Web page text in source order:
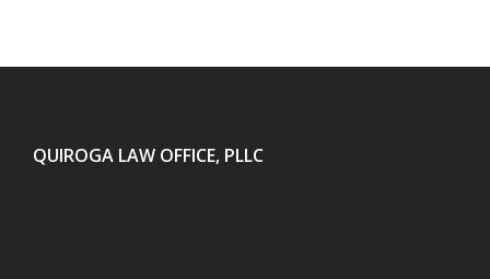
QUIROGA LAW OFFICE, PLLC